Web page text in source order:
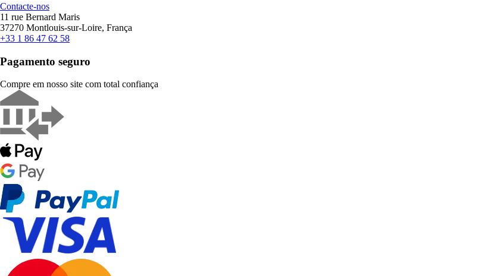
Contacte-nos
11 rue Bernard Maris
37270 Montlouis-sur-Loire, França
+33 1 86 47 62 58
Pagamento seguro
Compre em nosso site com total confiança